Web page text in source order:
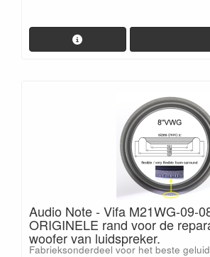
Audio Note - Vifa M21WG-09-
ORIGINELE rand voor de
woofer van luidspreker.
Fabrieksonderdeel voor het beste